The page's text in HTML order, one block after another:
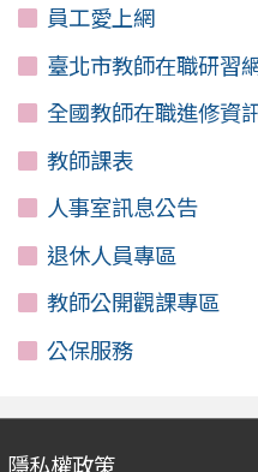
員工愛上網
臺北市教師在職研習
全國教師在職進修資
教師課表
人事室訊息公告
退休人員專區
教師公開觀課專區
公保服務
隱私權政策